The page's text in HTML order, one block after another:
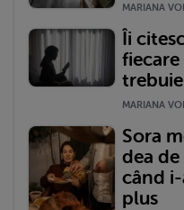
MARIANA
Îi
trebuie
MARIANA
Sora
dea
când
plus